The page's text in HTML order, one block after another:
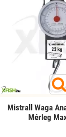
Mistrall Waga
Mérleg